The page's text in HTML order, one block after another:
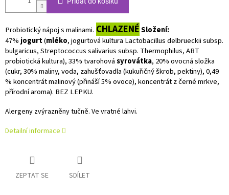
Probiotický nápoj s malinami. CHLAZENÉSložení:
47%jogurt(mléko, jogurtová kultura Lactobacillus delbrueckii subsp.
bulgaricus, Streptococcus salivarius subsp. Thermophilus, ABT
probiotická kultura), 33% tvarohovásyrovátka, 20% ovocná složka
(cukr, 30% maliny, voda, zahušťovadla (kukuřičný škrob, pektiny), 0,49
% koncentrát malinový (přináší 5% ovoce), koncentrát z černé mrkve,
přírodní aroma). BEZ LEPKU.
Alergeny zvýrazněny tučně. Ve vratné lahvi.
Detailní informace
ZEPTAT SE SDÍLET